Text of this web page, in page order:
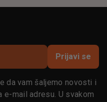
Prijavi se
da vam šaljemo novosti i
e-mail adresu. U svakom